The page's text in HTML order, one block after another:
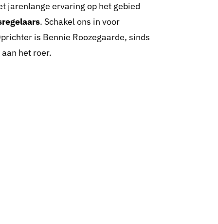
jarenlange ervaring op het gebied
. Schakel ons in voor
is Bennie Roozegaarde, sinds
het roer.